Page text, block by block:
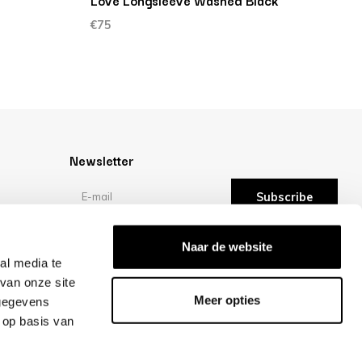
media te
onze site
basis van
Naar de website
Meer opties
€75
Newsletter
Subscribe
/10 -